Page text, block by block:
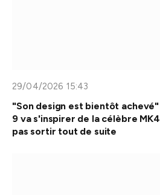
29/04/2026 15:43
"Son design est bientôt
9 va s'inspirer de la célèbre
pas sortir tout de suite